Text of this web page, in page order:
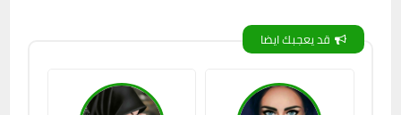
قد يعجبك ايضا